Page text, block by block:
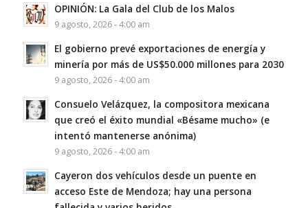
OPINIÓN: La Gala del Club de los Malos
9 agosto, 2026 - 4:00 am
El gobierno prevé exportaciones de energía y
minería por más de US$50.000 millones para 2030
9 agosto, 2026 - 4:00 am
Consuelo Velázquez, la compositora mexicana
que creó el éxito mundial «Bésame mucho» (e
intentó mantenerse anónima)
9 agosto, 2026 - 4:00 am
Cayeron dos vehículos desde un puente en
acceso Este de Mendoza; hay una persona